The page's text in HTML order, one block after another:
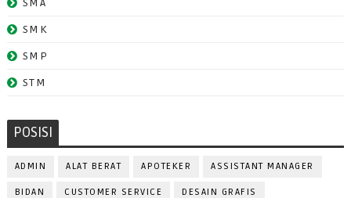
SMA
SMK
SMP
STM
POSISI
ADMIN ALAT BERAT APOTEKER ASSISTANT MANAGER
BIDAN CUSTOMER SERVICE DESAIN GRAFIS